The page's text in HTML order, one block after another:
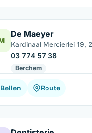
De Maeyer
Kardinaal Mercierlei 19,
03 774 57 38
Berchem
Bellen Route